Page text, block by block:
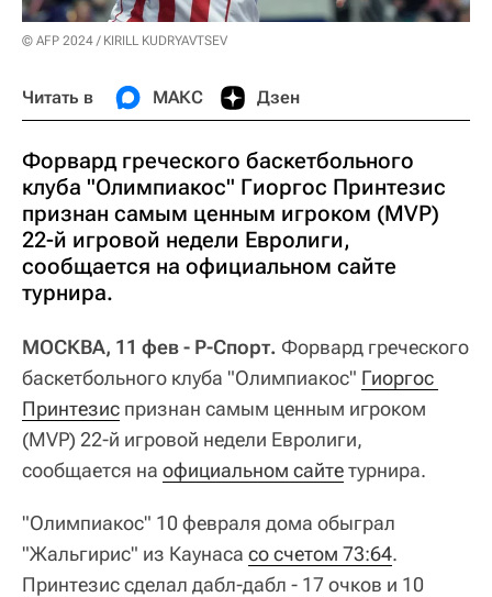
© AFP 2024 / KIRILL KUDRYAVTSEV
Читать в МАКС Дзен
Форвард греческого баскетбольного
клуба "Олимпиакос" Гиоргос Принтезис
признан самым ценным игроком (MVP)
22-й игровой недели Евролиги,
сообщается на официальном сайте
турнира.
МОСКВА, 11 фев - Р-Спорт. Форвард греческого
баскетбольного клуба "Олимпиакос" Гиоргос
Принтезис признан самым ценным игроком
(MVP) 22-й игровой недели Евролиги,
сообщается на официальном сайтетурнира.
"Олимпиакос" 10 февраля дома обыграл
"Жальгирис" из Каунаса со счетом 73:64.
Принтезис сделал дабл-дабл - 17 очков и 10